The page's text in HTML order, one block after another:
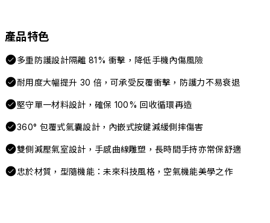
產品特色
多重防護設計隔離 81% 衝擊，降低手機內傷風險
耐用度大幅提升 30 倍，可承受反覆衝擊，防護力不易衰退
堅守單一材料設計，確保 100% 回收循環再造
360° 包覆式氣囊設計，內嵌式按鍵減緩側摔傷害
雙側減壓氣室設計，手感曲線雕塑，長時間手持亦常保舒適
忠於材質，型隨機能：未來科技風格，空氣機能美學之作